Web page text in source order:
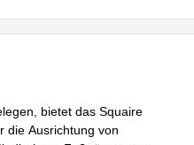
bietet das Squaire
die Ausrichtung von